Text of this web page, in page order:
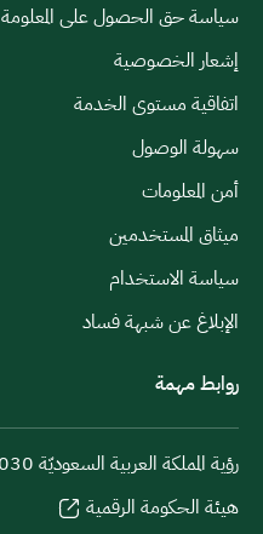
سياسة حق الحصول على المعلومة
إشعار الخصوصية
اتفاقية مستوى الخدمة
سهولة الوصول
أمن المعلومات
ميثاق المستخدمين
سياسة الاستخدام
الإبلاغ عن شبهة فساد
روابط مهمة
رؤية المملكة العربية السعوديّة 2030
هيئة الحكومة الرقمية